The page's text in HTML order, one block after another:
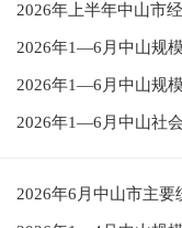
2026年上半年中山市
2026年1—6月中山规
2026年1—6月中山规
2026年1—6月中山社
2026年6月中山市主要